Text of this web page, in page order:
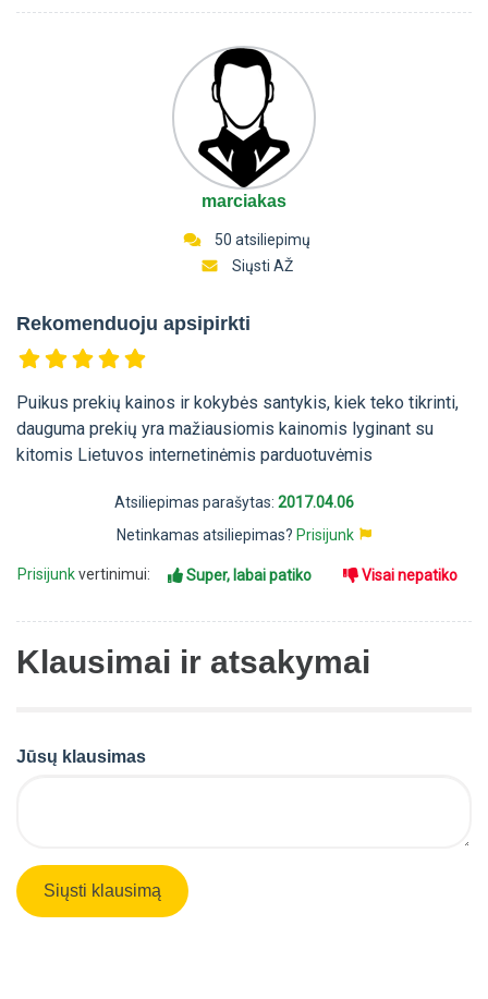
marciakas
50 atsiliepimų
Siųsti AŽ
Rekomenduoju apsipirkti
Puikus prekių kainos ir kokybės santykis, kiek teko tikrinti,
dauguma prekių yra mažiausiomis kainomis lyginant su
kitomis Lietuvos internetinėmis parduotuvėmis
Atsiliepimas parašytas: 2017.04.06
Netinkamas atsiliepimas? Prisijunk
Prisijunkvertinimui: Super, labai patiko Visai nepatiko
Klausimai ir atsakymai
Jūsų klausimas